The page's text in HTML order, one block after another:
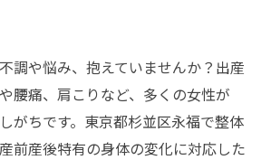
調や悩み、抱えていませんか？出産
腰痛、肩こりなど、多くの女性が
がちです。東京都杉並区永福で整体
前産後特有の身体の変化に対応した